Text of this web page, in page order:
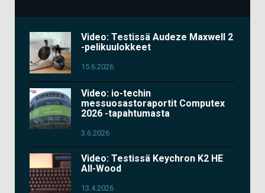
Video: Testissä Audeze Maxwell 2
-pelikuulokkeet
15.6.2026
Video: io-techin
messuosastoraportit Computex
2026 -tapahtumasta
3.6.2026
Video: Testissä Keychron K2 HE
All-Wood
13.4.2026